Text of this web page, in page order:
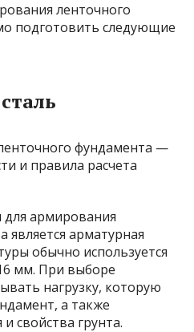
ленточного
подготовить следующие
армирования
является арматурная
обычно используется
мм. При выборе
нагрузку, которую
а также
свойства грунта.